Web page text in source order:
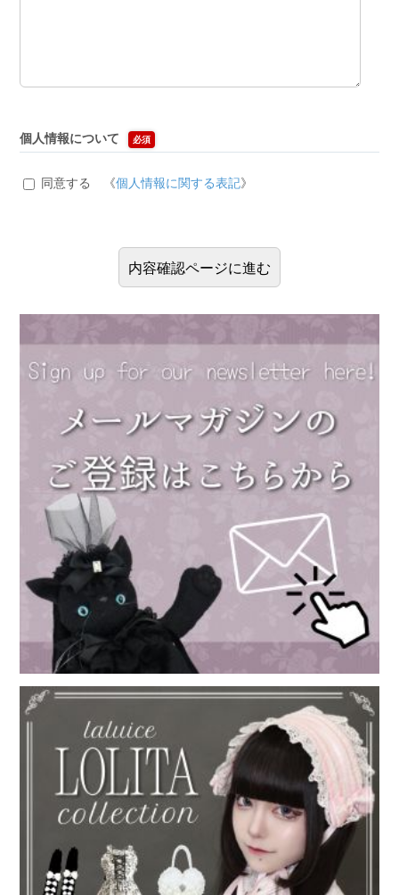
個人情報について 必須
同意する 《個人情報に関する表記》